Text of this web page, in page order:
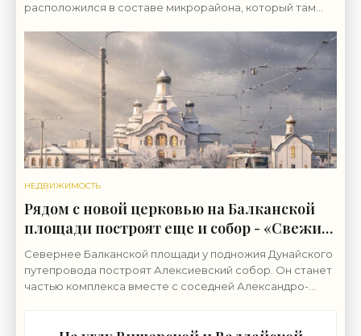
расположился в составе микрорайона, который там
«Ручьи»
НЕДВИЖИМОСТЬ
Рядом с новой церковью на Балканской
площади построят еще и собор - «Свежие
новости строительства»
Севернее Балканской площади у подножия Дунайского
путепровода построят Алексиевский собор. Он станет
частью комплекса вместе с соседней Александро-